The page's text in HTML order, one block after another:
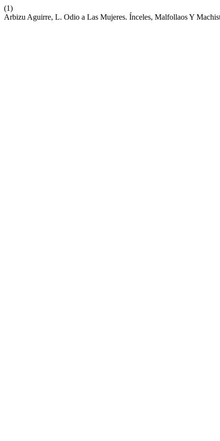
(1)
Arbizu Aguirre, L. Odio a Las Mujeres. Ínceles, Malfollaos Y